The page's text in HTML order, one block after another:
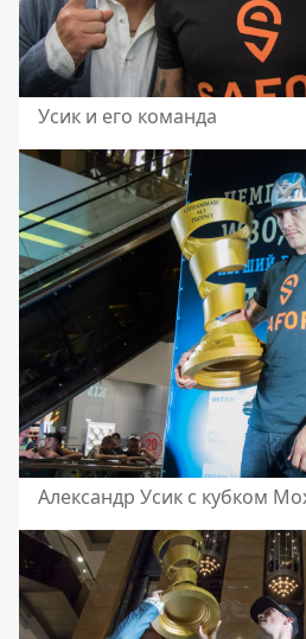
Усик и его команда
Александр Усик с кубком